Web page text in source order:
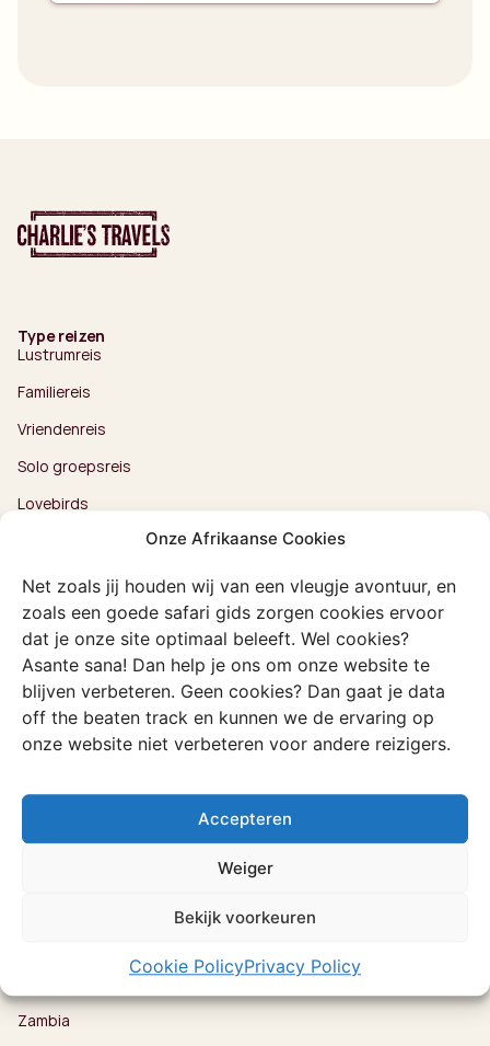
Onze Afrikaanse Cookies
Net zoals jij houden wij van een vleugje avontuur, en
zoals een goede safari gids zorgen cookies ervoor
dat je onze site optimaal beleeft. Wel cookies?
Asante sana! Dan help je ons om onze website te
blijven verbeteren. Geen cookies? Dan gaat je data
off the beaten track en kunnen we de ervaring op
onze website niet verbeteren voor andere reizigers.
Accepteren
Weiger
Bekijk voorkeuren
Cookie PolicyPrivacy Policy
Type reizen
Lustrumreis
Familiereis
Vriendenreis
Solo groepsreis
Lovebirds
Bestemmingen
Kenia
Oeganda
Rwanda
Tanzania
Botswana
eSwatini
Zambia